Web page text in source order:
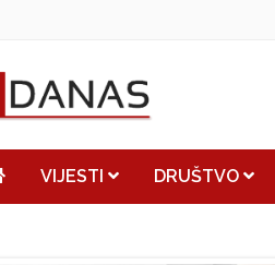
VIJESTI DRUŠTVO